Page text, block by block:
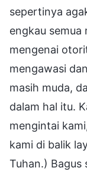
sepertinya
engkau semua
mengenai
mengawasi
masih muda,
dalam hal itu.
mengintai
kami di balik
Tuhan.) Bagus